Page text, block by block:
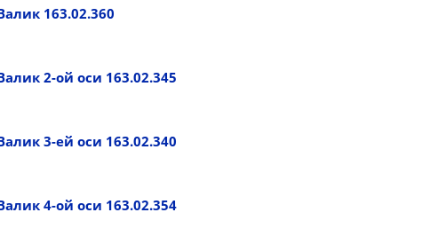
163.02.360
2-ой оси 163.02.345
3-ей оси 163.02.340
4-ой оси 163.02.354